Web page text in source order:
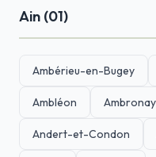
Ain (01)
Ambérieu-en-Bugey
Ambléon Ambronay
Andert-et-Condon